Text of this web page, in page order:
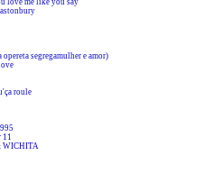
love me like you say
segregamulher e amor)
roule
11
WICHITA